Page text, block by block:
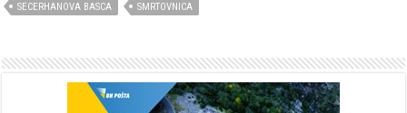
SECERHANOVA BASCA
SMRTOVNICA